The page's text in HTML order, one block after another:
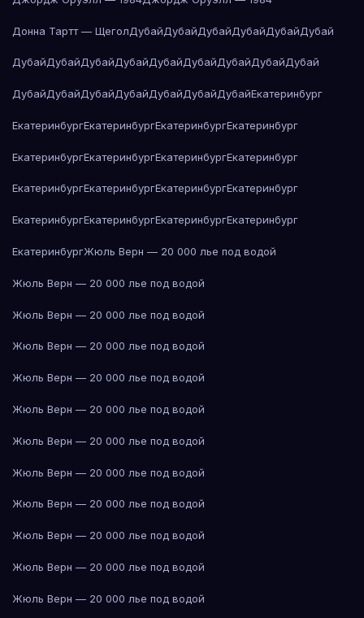
Донна Тартт — ЩеголДубайДубайДубайДубайДубайДубай
ДубайДубайДубайДубайДубайДубайДубайДубайДубай
ДубайДубайДубайДубайДубайДубайДубайЕкатеринбург
ЕкатеринбургЕкатеринбургЕкатеринбургЕкатеринбург
ЕкатеринбургЕкатеринбургЕкатеринбургЕкатеринбург
ЕкатеринбургЕкатеринбургЕкатеринбургЕкатеринбург
ЕкатеринбургЕкатеринбургЕкатеринбургЕкатеринбург
ЕкатеринбургЖюль Верн — 20 000 лье под водой
Жюль Верн — 20 000 лье под водой
Жюль Верн — 20 000 лье под водой
Жюль Верн — 20 000 лье под водой
Жюль Верн — 20 000 лье под водой
Жюль Верн — 20 000 лье под водой
Жюль Верн — 20 000 лье под водой
Жюль Верн — 20 000 лье под водой
Жюль Верн — 20 000 лье под водой
Жюль Верн — 20 000 лье под водой
Жюль Верн — 20 000 лье под водой
Жюль Верн — 20 000 лье под водой